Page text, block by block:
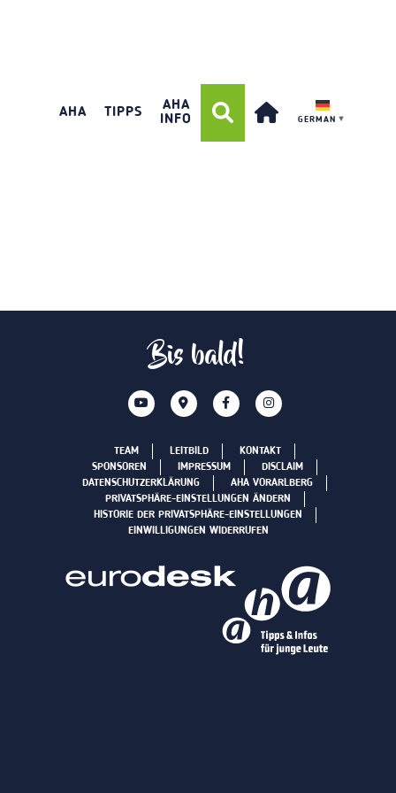
AHA TIPPS
AHA
INFO
GERMAN ▼
Bis bald!
TEAM LEITBILD
KONTAKT
SPONSOREN
IMPRESSUM
DISCLAIM
DATENSCHUTZERKLÄRUNG
AHA VORARLBERG
PRIVATSPHÄRE-EINSTELLUNGEN ÄNDERN
HISTORIE DER PRIVATSPHÄRE-EINSTELLUNGEN
EINWILLIGUNGEN WIDERRUFEN